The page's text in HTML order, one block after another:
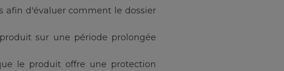
afin d'évaluer comment le dossier
sur une période prolongée
le produit offre une protection